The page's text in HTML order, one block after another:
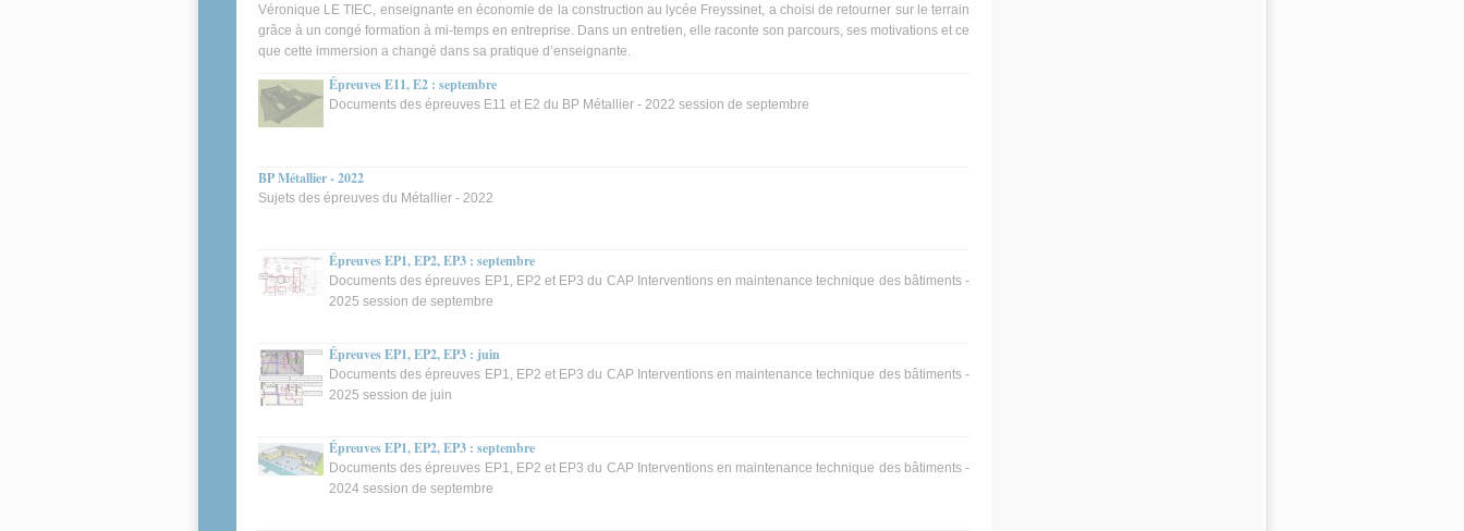
Véronique LE TIEC, enseignante en économie de la construction au lycée Freyssinet, a choisi de retourner sur le terrain
grâce à un congé formation à mi-temps en entreprise. Dans un entretien, elle raconte son parcours, ses motivations et ce
que cette immersion a changé dans sa pratique d’enseignante.
Épreuves E11, E2 : septembre
Documents des épreuves E11 et E2 du BP Métallier - 2022 session de septembre
BP Métallier - 2022
Sujets des épreuves du Métallier - 2022
Épreuves EP1, EP2, EP3 : septembre
Documents des épreuves EP1, EP2 et EP3 du CAP Interventions en maintenance technique des bâtiments -
2025 session de septembre
Épreuves EP1, EP2, EP3 : juin
Documents des épreuves EP1, EP2 et EP3 du CAP Interventions en maintenance technique des bâtiments -
2025 session de juin
Épreuves EP1, EP2, EP3 : septembre
Documents des épreuves EP1, EP2 et EP3 du CAP Interventions en maintenance technique des bâtiments -
2024 session de septembre